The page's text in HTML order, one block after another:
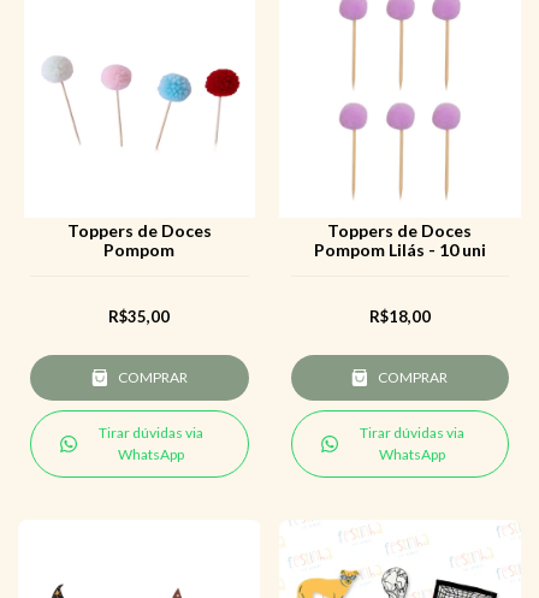
Toppers de Doces
Pompom
R$35,00
COMPRAR
Tirar dúvidas via
WhatsApp
Toppers de Doces
Pompom Lilás - 10 uni
R$18,00
COMPRAR
Tirar dúvidas via
WhatsApp